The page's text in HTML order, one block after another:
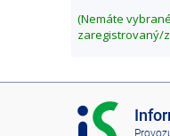
(Nemáte
zaregistrovaný/
I
S